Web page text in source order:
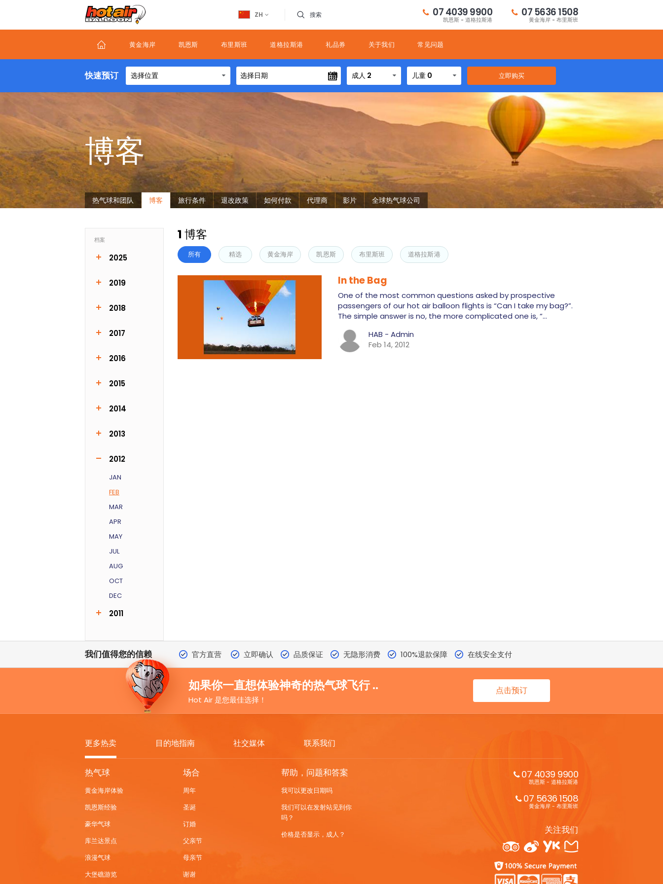
ZH 搜索 07 4039 9900
凯恩斯 - 道格拉斯港
07 5636 1508
黄金海岸 - 布里斯班
黄金海岸 凯恩斯 布里斯班 道格拉斯港 礼品券 关于我们 常见问题
快速预订 选择位置 成人 2 儿童 0
博客
About
热气球和团队 博客 旅行条件 退改政策 如何付款 代理商 影片 全球热气球公司
档案
2025
JUN
2019
JAN
2018
MAY
JUN
DEC
2017
JAN
FEB
MAR
APR
MAY
JUL
AUG
2016
NOV
DEC
2015
FEB
MAY
JUN
JUL
AUG
OCT
2014
JAN
MAY
JUL
2013
JAN
MAR
JUN
JUL
2012
JAN
FEB
MAR
APR
MAY
JUL
AUG
OCT
DEC
2011
所有 精选 黄金海岸 凯恩斯 布里斯班 道格拉斯港
1 博客
In the Bag
One of the most common questions asked by prospective
passengers of our hot air balloon flights is “Can I take my bag?”.
The simple answer is no, the more complicated one is, “…
HAB - Admin
Feb 14, 2012
我们值得您的信赖 官方直营 立即确认 品质保证 无隐形消费 100%退款保障 在线安全支付
如果你一直想体验神奇的热气球飞行 ..
Hot Air 是您最佳选择！
点击预订
更多热卖 目的地指南 社交媒体 联系我们
MORE
DEALS
热气球
黄金海岸体验
凯恩斯经验
豪华气球
库兰达景点
浪漫气球
大堡礁游览
场合
周年
圣诞
订婚
父亲节
母亲节
谢谢
帮助，问题和答案
我可以更改日期吗
我们可以在发射站见到你
吗？
价格是否显示，成人？
07 4039 9900
凯恩斯 - 道格拉斯港
07 5636 1508
黄金海岸 - 布里斯班
关注我们